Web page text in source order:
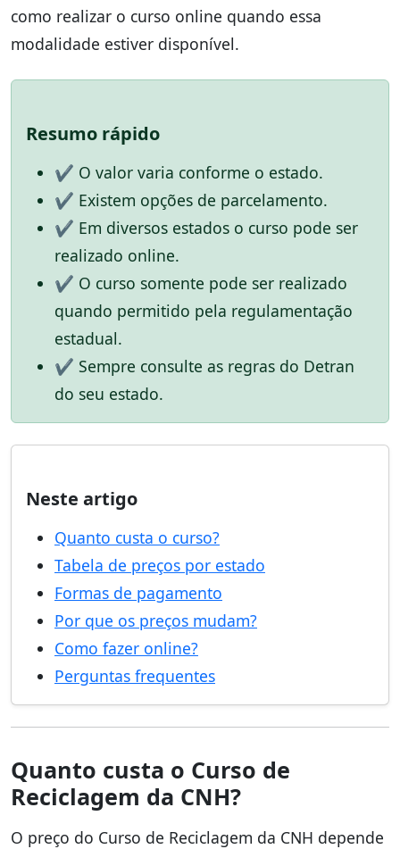
como realizar o curso online quando essa
modalidade estiver disponível.
Resumo rápido
✔ O valor varia conforme o estado.
✔ Existem opções de parcelamento.
✔ Em diversos estados o curso pode ser
realizado online.
✔ O curso somente pode ser realizado
quando permitido pela regulamentação
estadual.
✔ Sempre consulte as regras do Detran
do seu estado.
Neste artigo
Quanto custa o curso?
Tabela de preços por estado
Formas de pagamento
Por que os preços mudam?
Como fazer online?
Perguntas frequentes
Quanto custa o Curso de
Reciclagem da CNH?
O preço do Curso de Reciclagem da CNH depende